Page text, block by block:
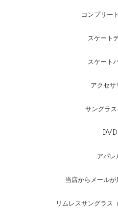
コンプリー
スケート
スケート
アクセサ
サングラ
DVD
アパレ
当店からメール
リムレスサングラス